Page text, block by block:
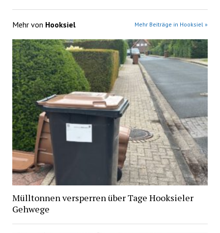
Mehr von Hooksiel Mehr Beiträge in Hooksiel »
Mülltonnen versperren über Tage Hooksieler
Gehwege